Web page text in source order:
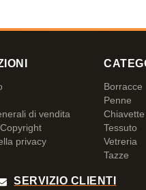
di vendita
privacy
Borracce
Penne
Tessuto
Vetreria
Tazze
SERVIZIO CLIENTI